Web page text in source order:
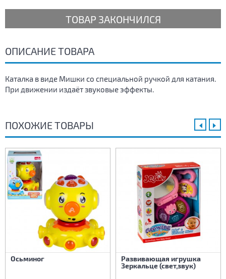
ТОВАР ЗАКОНЧИЛСЯ
ОПИСАНИЕ ТОВАРА
Каталка в виде Мишки со специальной ручкой для катания.
При движении издаёт звуковые эффекты.
ПОХОЖИЕ ТОВАРЫ
Осьминог
Развивающая игрушка
Зеркальце (свет,звук)